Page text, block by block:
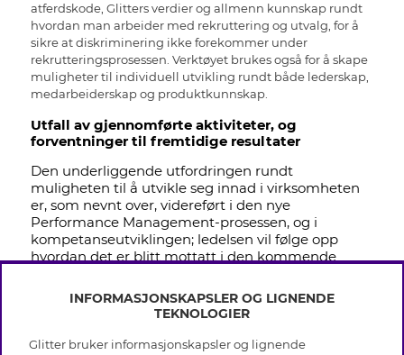
atferdskode, Glitters verdier og allmenn kunnskap rundt
hvordan man arbeider med rekruttering og utvalg, for å
sikre at diskriminering ikke forekommer under
rekrutteringsprosessen. Verktøyet brukes også for å skape
muligheter til individuell utvikling rundt både lederskap,
medarbeiderskap og produktkunnskap.
Utfall av gjennomførte aktiviteter, og
forventninger til fremtidige resultater
Den underliggende utfordringen rundt
muligheten til å utvikle seg innad i virksomheten
er, som nevnt over, videreført i den nye
Performance Management-prosessen, og i
kompetanseutviklingen; ledelsen vil følge opp
hvordan det er blitt mottatt i den kommende
INFORMASJONSKAPSLER OG LIGNENDE
TEKNOLOGIER
Glitter bruker informasjonskapsler og lignende